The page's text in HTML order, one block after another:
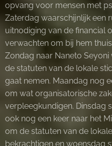
opvang voor mensen met
Zaterdag waarschijnlijk een
uitnodiging van de financial
verwachten om bij hem
Zondag naar Naneto
de statuten van de lokale
gaat nemen. Maandag nog
om wat organisatorische
verpleegkundigen. Dinsdag
ook nog een keer naar het
om de statuten van de
bekrachtigen en woensdag